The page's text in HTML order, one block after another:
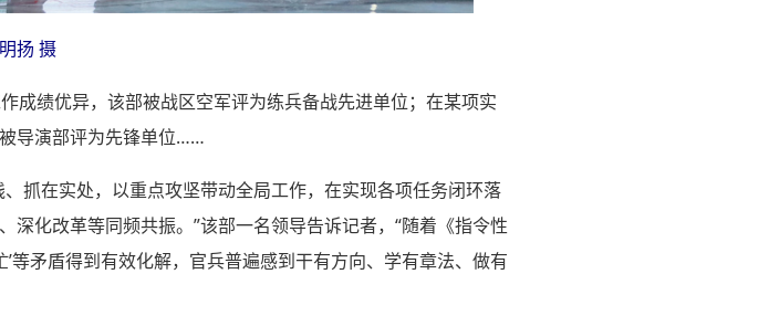
扬 摄
绩优异，该部被战区空军评为练兵备战先进单位；在某项实
导演部评为先锋单位……
抓在实处，以重点攻坚带动全局工作，在实现各项任务闭环落
化改革等同频共振。”该部一名领导告诉记者，“随着《指令性
等矛盾得到有效化解，官兵普遍感到干有方向、学有章法、做有